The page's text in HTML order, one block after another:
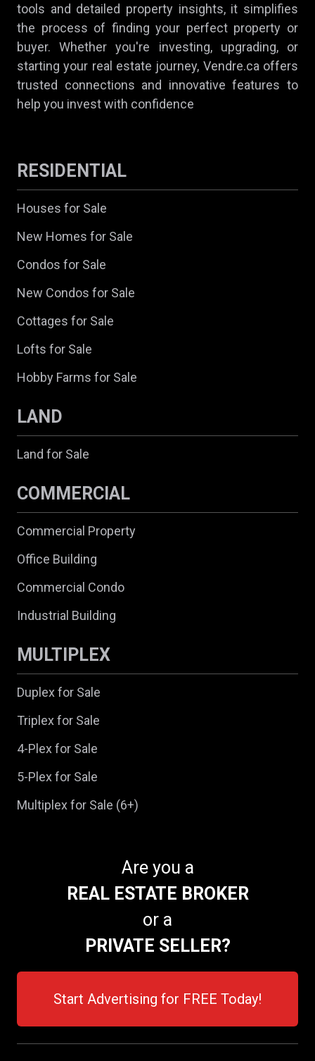
tools and detailed property insights, it simplifies
the process of finding your perfect property or
buyer. Whether you're investing, upgrading, or
starting your real estate journey, Vendre.ca offers
trusted connections and innovative features to
help you invest with confidence
RESIDENTIAL
Houses for Sale
New Homes for Sale
Condos for Sale
New Condos for Sale
Cottages for Sale
Lofts for Sale
Hobby Farms for Sale
LAND
Land for Sale
COMMERCIAL
Commercial Property
Office Building
Commercial Condo
Industrial Building
MULTIPLEX
Duplex for Sale
Triplex for Sale
4-Plex for Sale
5-Plex for Sale
Multiplex for Sale (6+)
Are you a
REAL ESTATE BROKER
or a
PRIVATE SELLER?
Start Advertising for FREE Today!